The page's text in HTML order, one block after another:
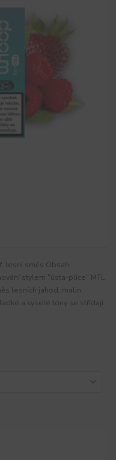
lesní směs Obsah
stylem "ústa-plíce" MTL
lesních jahod, malin,
a kyselé tóny se střídají